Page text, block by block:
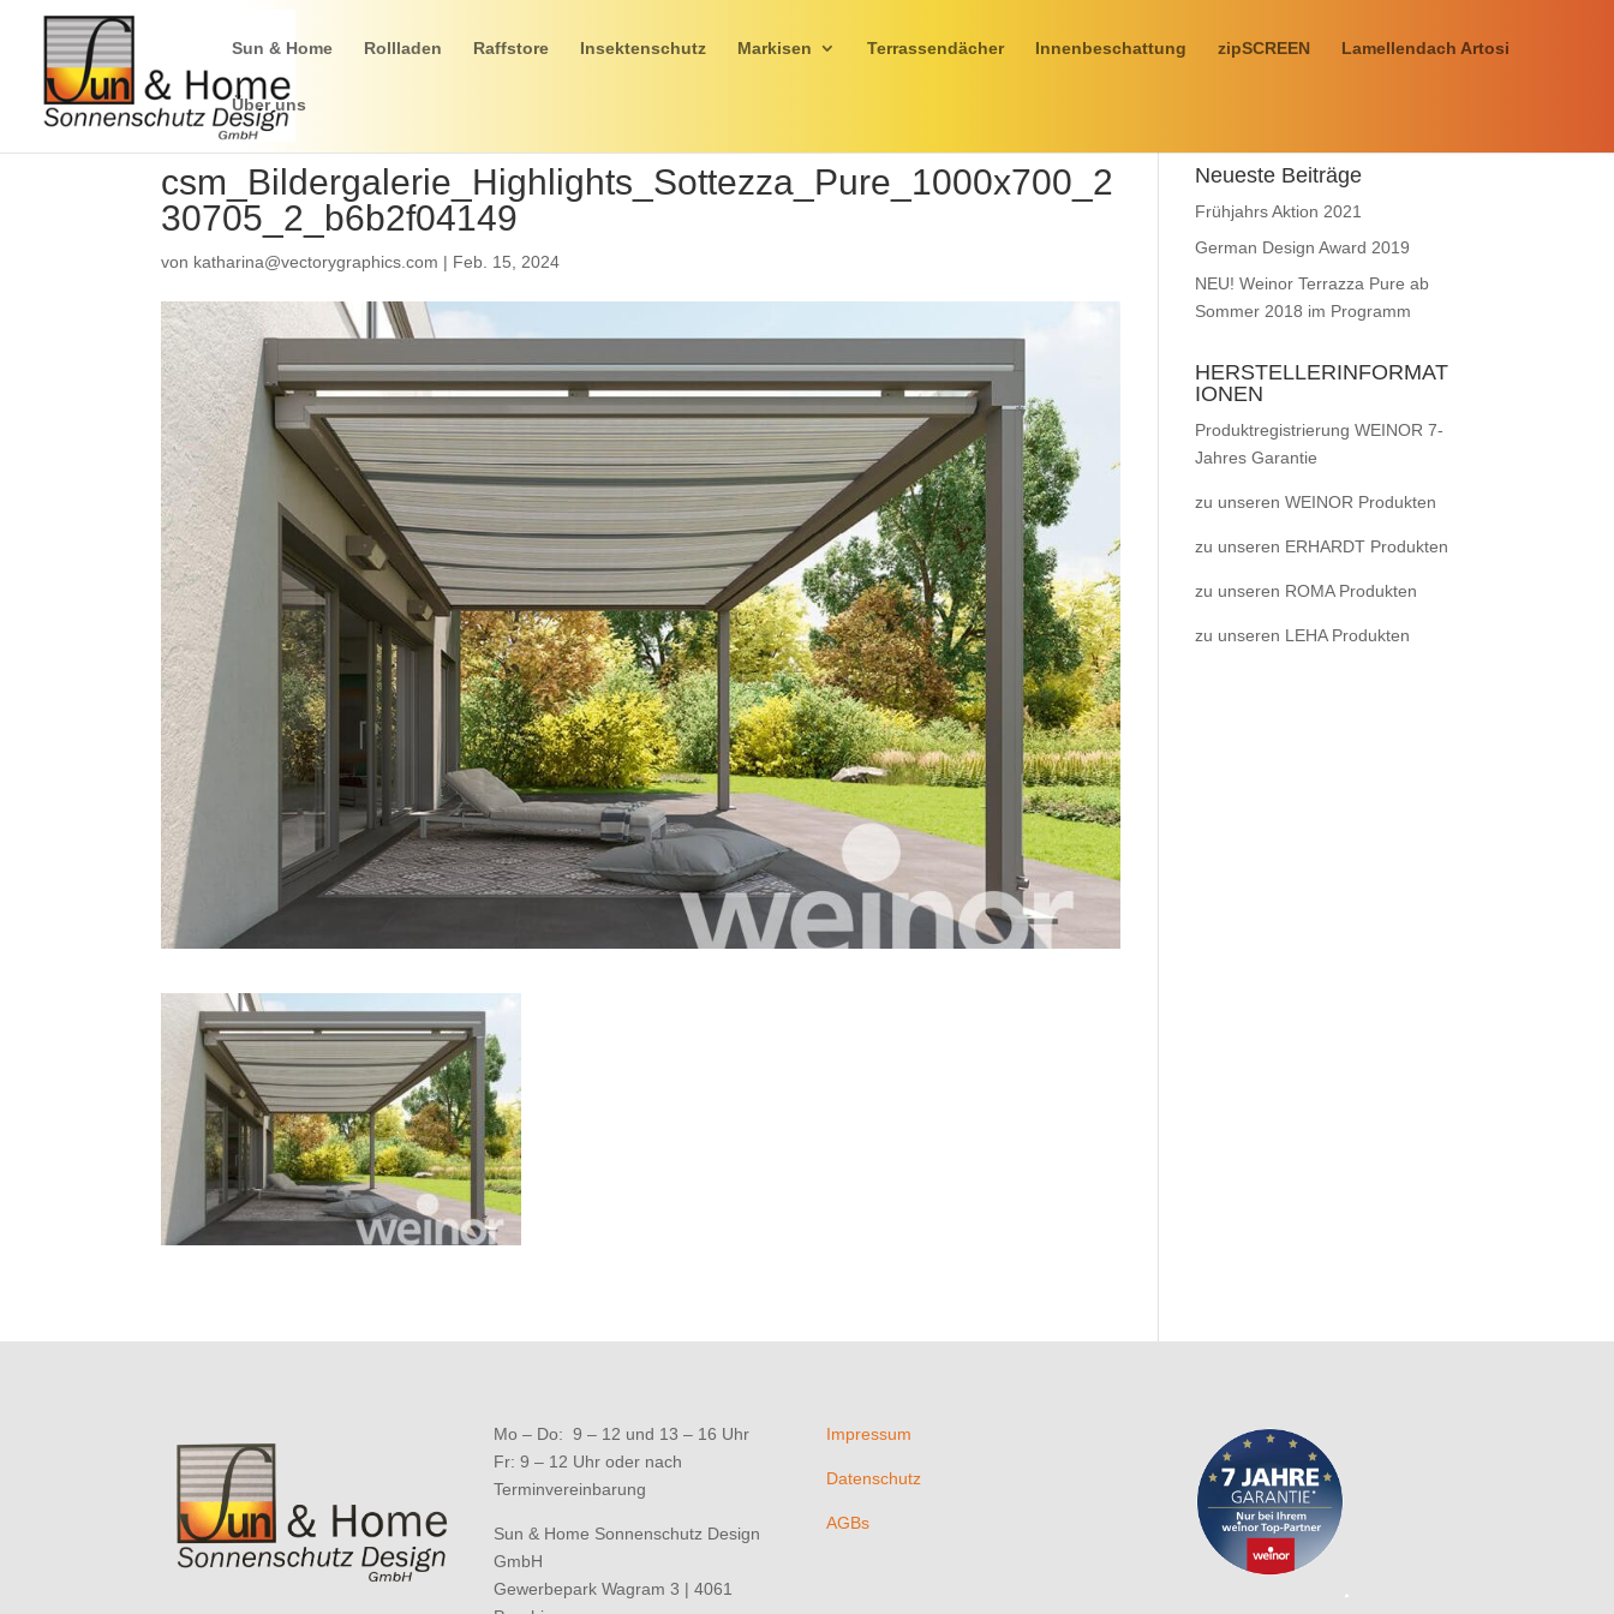
Sun & Home Rollladen Raffstore Insektenschutz Markisen Terrassendächer Innenbeschattung zipSCREEN Lamellendach Artosi
Über uns
csm_Bildergalerie_Highlights_Sottezza_Pure_1000x700_2
30705_2_b6b2f04149
von katharina@vectorygraphics.com | Feb. 15, 2024
Neueste Beiträge
Frühjahrs Aktion 2021
German Design Award 2019
NEU! Weinor Terrazza Pure ab
Sommer 2018 im Programm
HERSTELLERINFORMAT
IONEN
Produktregistrierung WEINOR 7-
Jahres Garantie
zu unseren WEINOR Produkten
zu unseren ERHARDT Produkten
zu unseren ROMA Produkten
zu unseren LEHA Produkten
Mo – Do: 9 – 12 und 13 – 16 Uhr
Fr: 9 – 12 Uhr oder nach
Terminvereinbarung
Sun & Home Sonnenschutz Design
GmbH
Gewerbepark Wagram 3 | 4061
Impressum
Datenschutz
AGBs